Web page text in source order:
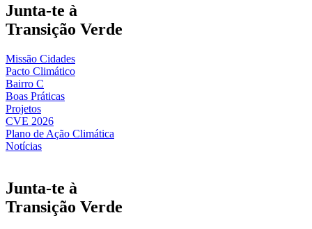
Junta-te à
Transição Verde
Missão Cidades
Pacto Climático
Bairro C
Boas Práticas
Projetos
CVE 2026
Plano de Ação Climática
Notícias
Junta-te à
Transição Verde